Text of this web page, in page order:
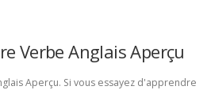
Verbe Anglais Aperçu
Aperçu. Si vous essayez d'apprendre